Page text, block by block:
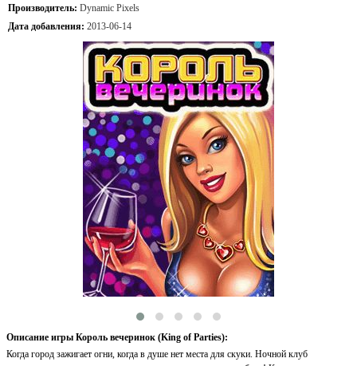
Производитель: Dynamic Pixels
Дата добавления: 2013-06-14
Описание игры Король вечеринок (King of Parties):
Когда город зажигает огни, когда в душе нет места для скуки. Ночной клуб